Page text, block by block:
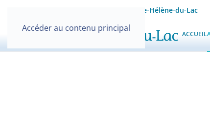
Accéder au contenu principal
Site officiel de la Mairie de Sainte-Hélène-du-Lac
ACCUEIL